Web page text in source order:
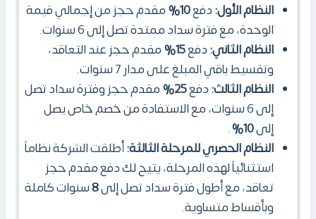
النظام الأول:دفع10%
مقدم حجز من إجمالي قيمة
الوحدة، مع فترة سداد ممتدة تصل إلى 6 سنوات.
النظام الثاني:دفع15%
مقدم حجز عند التعاقد،
وتقسيط باقي المبلغ على مدار 7 سنوات.
النظام الثالث:دفع25%
مقدم حجز وفترة سداد تصل
إلى 6 سنوات، مع الاستفادة من خصم خاص يصل
إلى10%
.
النظام الحصري للمرحلة الثالثة:أطلقت الشركة نظاماً
استثنائياً لهذه المرحلة، يتيح لك دفع مقدم حجز
تعاقد، مع أطول فترة سداد تصل إلى8سنوات كاملة
وبأقساط متساوية.